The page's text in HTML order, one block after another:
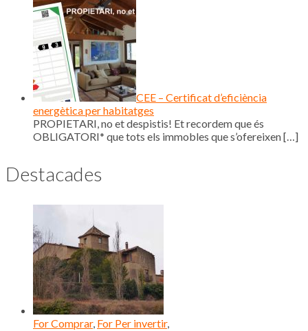
CEE – Certificat d’eficiència
energètica per habitatges
PROPIETARI, no et despistis! Et recordem que és
OBLIGATORI* que tots els immobles que s’ofereixen[…]
Destacades
For Comprar, For Per invertir,